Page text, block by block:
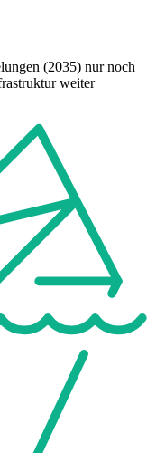
(2035) nur noch
weiter